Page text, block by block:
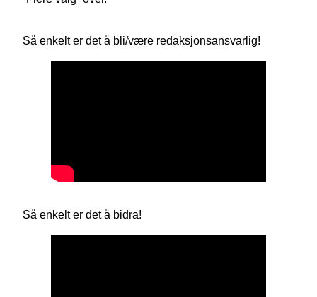
Så enkelt er det å bli/være redaksjonsansvarlig!
Så enkelt er det å bidra!